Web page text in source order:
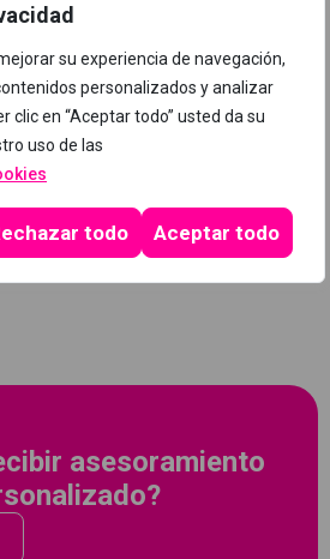
su experiencia de navegación,
personalizados y analizar
clic en “Aceptar todo” usted da su
uso de las
todo Aceptar todo
Programa
de Active Directory
asesoramiento